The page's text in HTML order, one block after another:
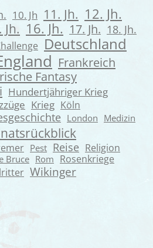
10. Jh 11. Jh. 12. Jh.
Jh. 16. Jh. 17. Jh. 18. Jh.
Deutschland
Frankreich
Fantasy
Hundertjähriger Krieg
Krieg Köln
London Medizin
Pest Reise Religion
Bruce Rom Rosenkriege
Wikinger